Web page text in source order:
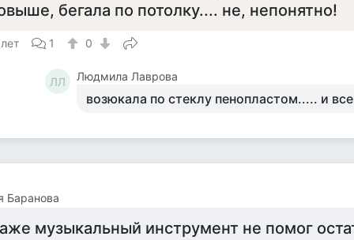
бегала по потолку.... не, непонятно!
1 0
ЛЛ Людмила Лаврова
возюкала по стеклу пенопластом..... и
Баранова
музыкальный инструмент не помог